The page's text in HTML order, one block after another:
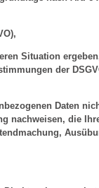
Situation
der
Daten
nachweisen, die